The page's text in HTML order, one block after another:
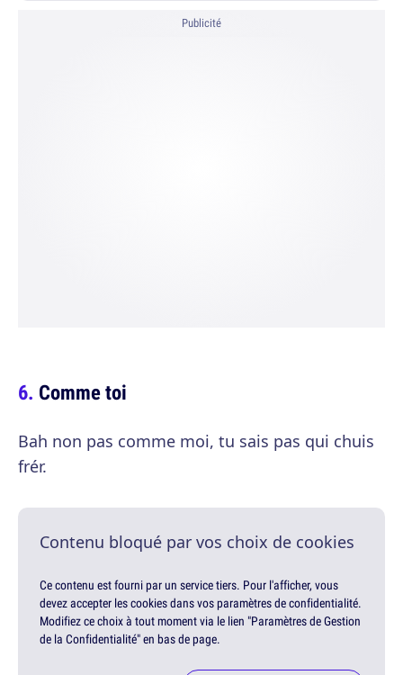
Publicité
Comme toi
Bah non pas comme moi, tu sais pas qui chuis
frér.
Contenu bloqué par vos choix de cookies
Ce contenu est fourni par un service tiers. Pour l'afficher, vous
devez accepter les cookies dans vos paramètres de confidentialité.
Modifiez ce choix à tout moment via le lien "Paramètres de Gestion
de la Confidentialité" en bas de page.